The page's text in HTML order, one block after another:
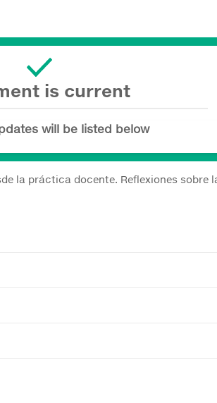
is current
will be listed below
la práctica docente. Reflexiones sobre